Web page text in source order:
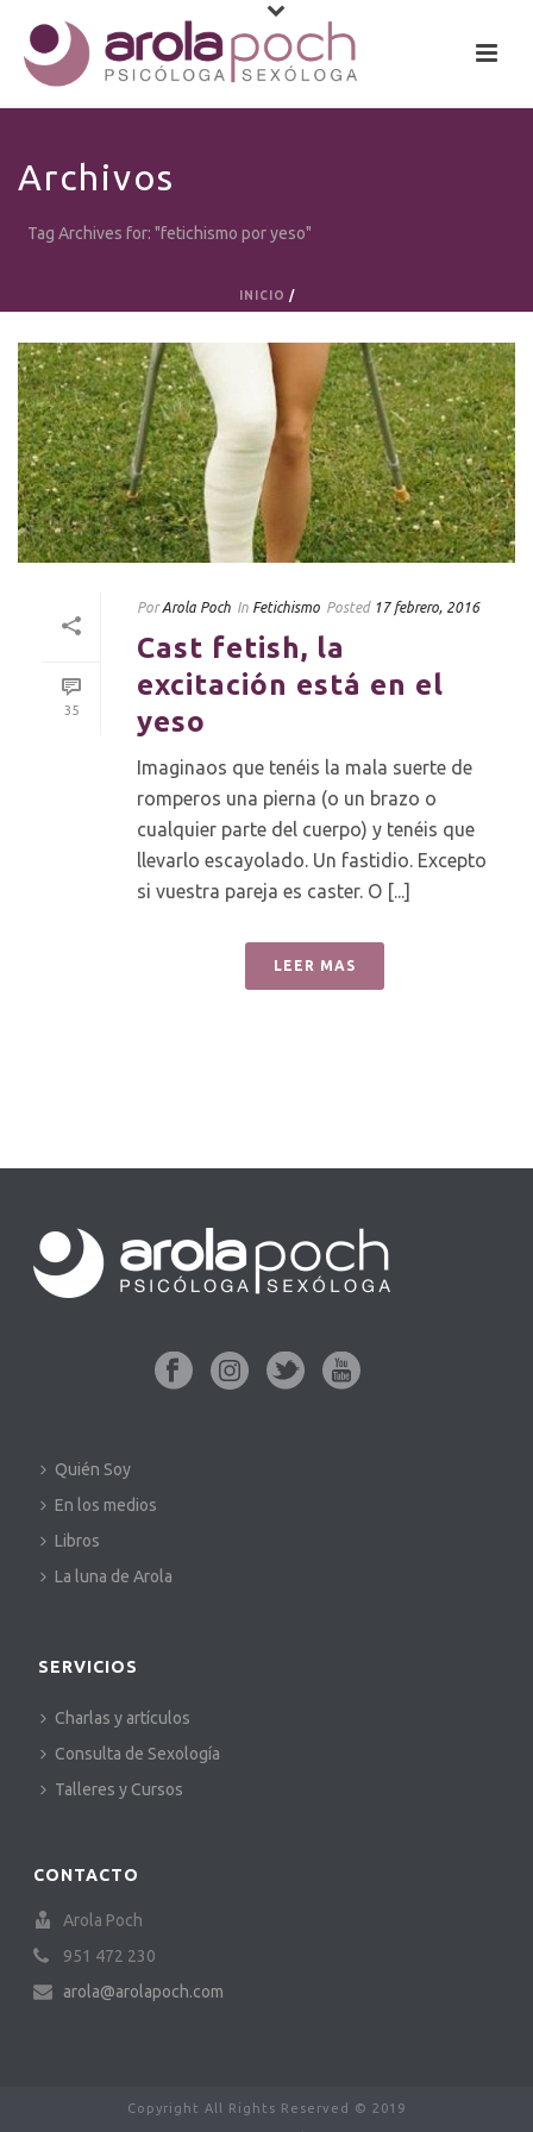
Archivos
Tag Archives for: "fetichismo por yeso"
INICIO /
35
Por Arola Poch In Fetichismo Posted 17 febrero, 2016
Cast fetish, la
excitación está en el
yeso
Imaginaos que tenéis la mala suerte de
romperos una pierna (o un brazo o
cualquier parte del cuerpo) y tenéis que
llevarlo escayolado. Un fastidio. Excepto
si vuestra pareja es caster. O [...]
LEER MAS
Quién Soy
En los medios
Libros
La luna de Arola
SERVICIOS
Charlas y artículos
Consulta de Sexología
Talleres y Cursos
CONTACTO
Arola Poch
951 472 230
arola@arolapoch.com
Copyright All Rights Reserved © 2019